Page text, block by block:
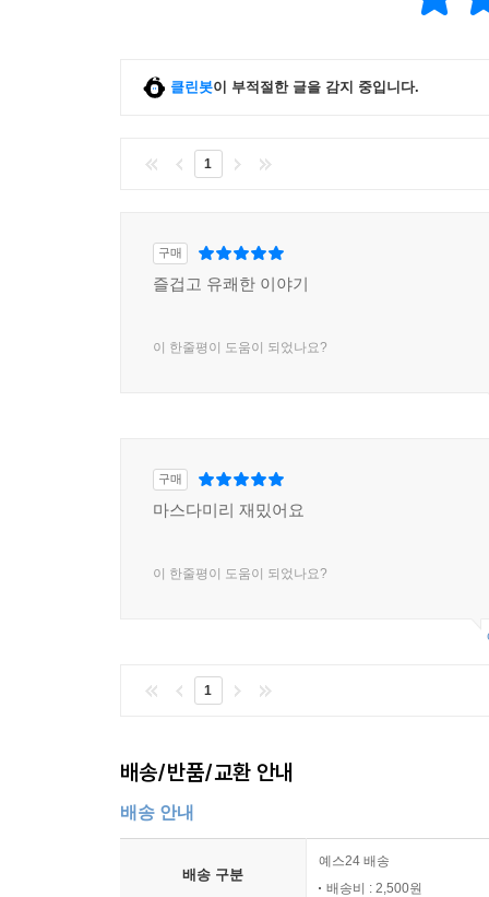
클린봇이 부적절한 글을 감지 중입니다.
1
구매
즐겁고 유쾌한 이야기
이 한줄평이 도움이 되었나요?
구매
마스다미리 재밌어요
이 한줄평이 도움이 되었나요?
1
배송/반품/교환 안내
배송 안내
배송 구분
예스24 배송
배송비 : 2,500원